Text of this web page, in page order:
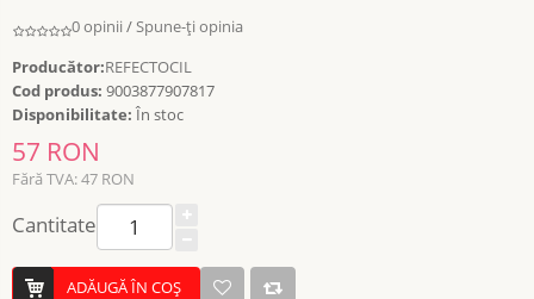
0 opinii /Spune-ţi opinia
Producător:REFECTOCIL
Cod produs: 9003877907817
Disponibilitate: În stoc
57 RON
Fără TVA: 47 RON
Cantitate
ADĂUGĂ ÎN COŞ